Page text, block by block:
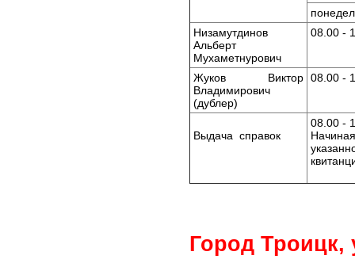
Низамутдинов
Альберт
Мухаметнурович
08.00 -
Жуков Виктор
Владимирович
(дублер)
08.00 -
Выдача справок
08.00 -
Город Троицк,